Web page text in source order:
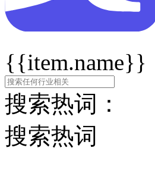
{{item.name}}
搜索热词：
搜索热词